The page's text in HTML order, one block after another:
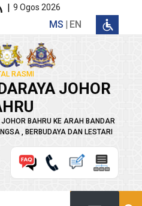
| 9 Ogos 2026
MS EN
RASMI
JOHOR
BAHRU KE ARAH BANDAR
, BERBUDAYA DAN LESTARI